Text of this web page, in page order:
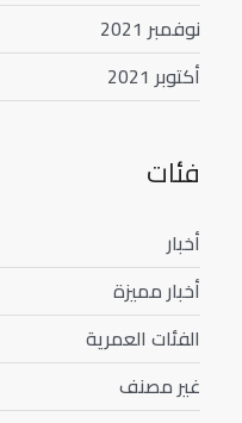
نوفمبر 2021
أكتوبر 2021
فئات
أخبار
أخبار مميزة
الفئات العمرية
غير مصنف